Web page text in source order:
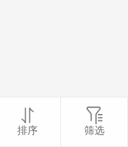
排序 筛选